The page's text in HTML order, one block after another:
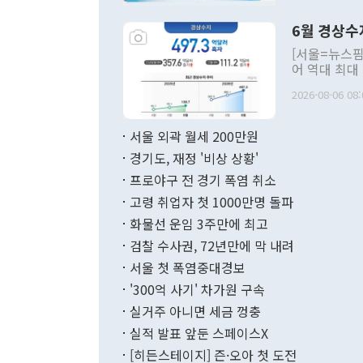
주의적 희망
관의 대북
관 부처 장
관의 무리한
다. [정동영 통일부 장관이 지난달 23일 오후 서울 종로구 정부서울청사에
무너졌다고
함께 4자 대
"우리의 선
6월 경상
[서울=뉴스
어 역대 최
료=한국은행] 한국은행이 6일 발표한 '2026년 6월 국제수지(잠정)'
며 월간 기
196.9% 급
수출은
기록했지만
2026-08-06
서울 외곽 월세 200만원
경기도, 재정 '비상 상황'
프로야구 전 경기 폭염 취소
고령 취업자 첫 1000만명 돌파
화물선 운임 3주만에 최고
검찰 수사권, 72년만에 막 내려
서울 첫 폭염중대경보
'300억 사기' 차가원 구속
실거주 아니면 세금 껑충
실적 발표 앞둔 스페이스X
[히든스테이지] 즌·오아 첫 도전